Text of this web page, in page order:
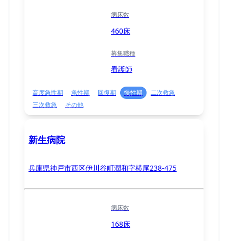
病床数
460床
募集職種
看護師
高度急性期 急性期 回復期 慢性期
二次救急
三次救急
その他
新生病院
兵庫県神戸市西区伊川谷町潤和字横尾238-475
病床数
168床